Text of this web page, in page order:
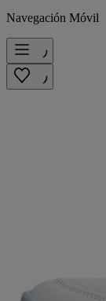
Navegación Móvil